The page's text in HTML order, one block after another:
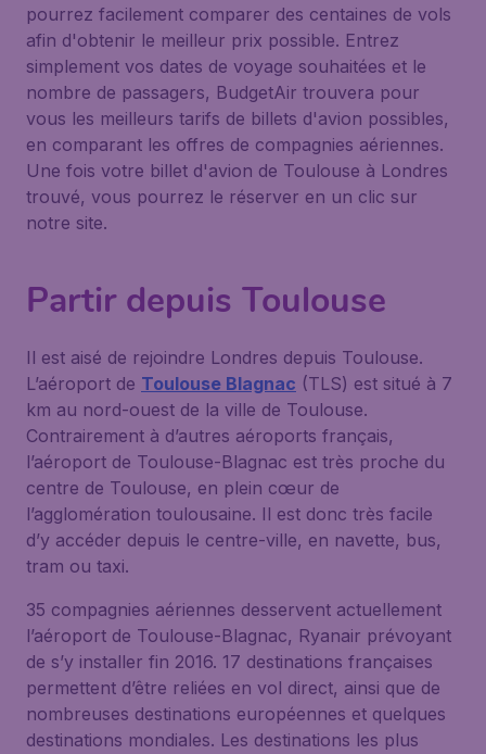
pourrez facilement comparer des centaines de vols
afin d'obtenir le meilleur prix possible. Entrez
simplement vos dates de voyage souhaitées et le
nombre de passagers, BudgetAir trouvera pour
vous les meilleurs tarifs de billets d'avion possibles,
en comparant les offres de compagnies aériennes.
Une fois votre billet d'avion de Toulouse à Londres
trouvé, vous pourrez le réserver en un clic sur
notre site.
Partir depuis Toulouse
Il est aisé de rejoindre Londres depuis Toulouse.
L’aéroport de Toulouse Blagnac (TLS) est situé à 7
km au nord-ouest de la ville de Toulouse.
Contrairement à d’autres aéroports français,
l’aéroport de Toulouse-Blagnac est très proche du
centre de Toulouse, en plein cœur de
l’agglomération toulousaine. Il est donc très facile
d’y accéder depuis le centre-ville, en navette, bus,
tram ou taxi.
35 compagnies aériennes desservent actuellement
l’aéroport de Toulouse-Blagnac, Ryanair prévoyant
de s’y installer fin 2016. 17 destinations françaises
permettent d’être reliées en vol direct, ainsi que de
nombreuses destinations européennes et quelques
destinations mondiales. Les destinations les plus